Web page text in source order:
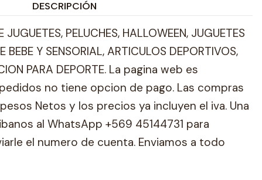
DESCRIPCIÓN
PELUCHES, HALLOWEEN, JUGUETES
BEBE Y SENSORIAL, ARTICULOS DEPORTIVOS,
PARA DEPORTE. La pagina web es
no tiene opcion de pago. Las compras
Netos y los precios ya incluyen el iva. Una
al WhatsApp +569 45144731 para
el numero de cuenta. Enviamos a todo